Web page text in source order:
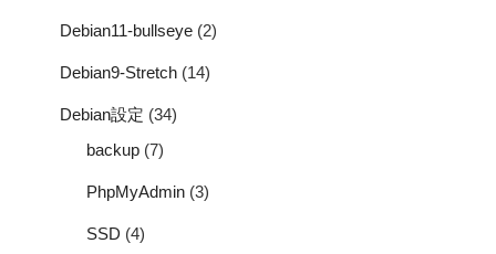
Debian11-bullseye (2)
Debian9-Stretch (14)
Debian設定 (34)
backup (7)
PhpMyAdmin (3)
SSD (4)